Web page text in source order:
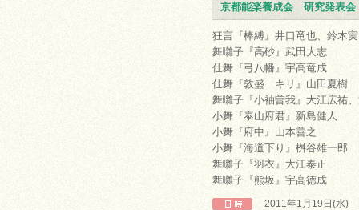
京都能楽養成会 研究発表会
狂言『棒縛』井口竜也、鈴木実
舞囃子『高砂』武田大志
仕舞『弓八幡』宇高竜成
仕舞『敦盛 キリ』山田夏樹
舞囃子『小袖曽我』大江広祐
小舞『泰山府君』新島健人
小舞『府中』山本善之
小舞『海道下り』桝谷雄一郎
舞囃子『羽衣』大江泰正
舞囃子『熊坂』宇高徳成
2011年1月19日(水)